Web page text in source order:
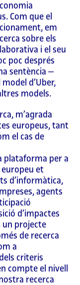
Com que el
em
sobre els
i el seu
poc després
sentència ‒
d’Uber,
models.
m’agrada
europeus, tant
el cas de
plataforma per a
europeu et
d’informàtica,
agents
d’impactes
un projecte
de recerca
a
criteris
compte el nivell
recerca